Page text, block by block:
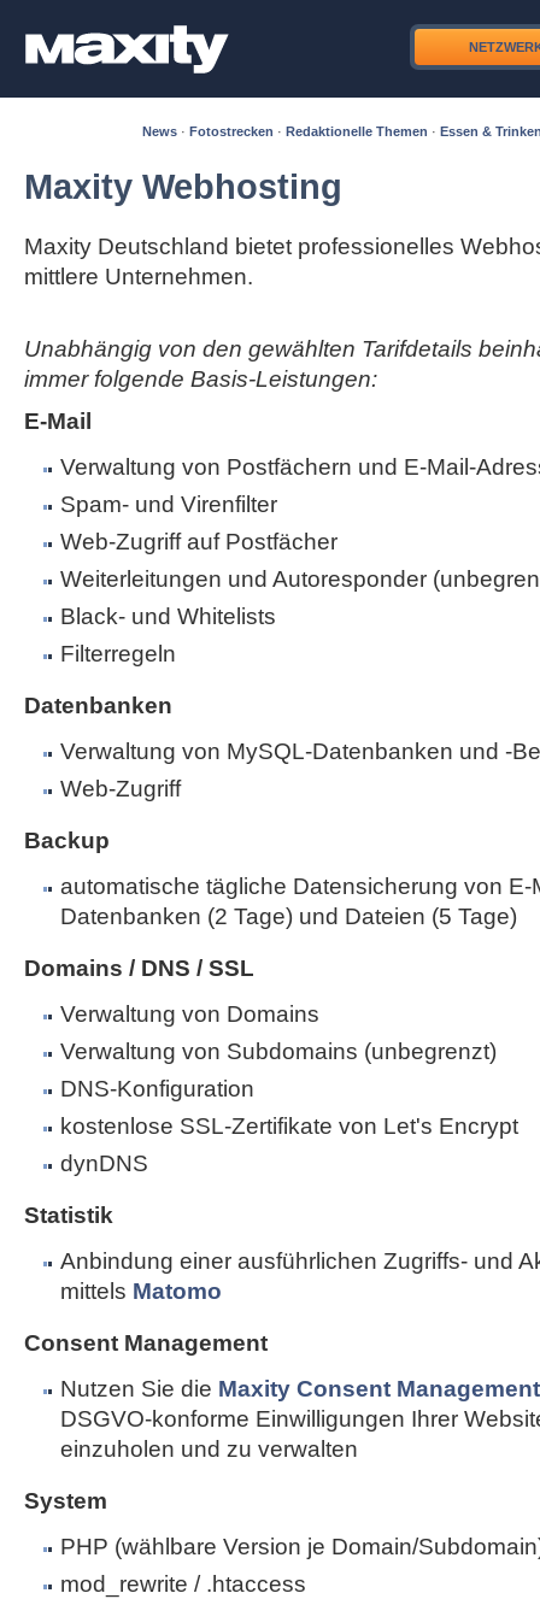
News · Fotostrecken · Redaktionelle Themen · Essen &
Maxity Webhosting
Maxity Deutschland bietet professionelles
mittlere Unternehmen.
Unabhängig von den gewählten Tarifdetails
immer folgende Basis-Leistungen:
E-Mail
Verwaltung von Postfächern und E-Mail-
Spam- und Virenfilter
Web-Zugriff auf Postfächer
Weiterleitungen und Autoresponder
Black- und Whitelists
Filterregeln
Datenbanken
Verwaltung von MySQL-Datenbanken und -
Web-Zugriff
Backup
automatische tägliche Datensicherung von E-
Datenbanken (2 Tage) und Dateien (5 Tage)
Domains / DNS / SSL
Verwaltung von Domains
Verwaltung von Subdomains (unbegrenzt)
DNS-Konfiguration
kostenlose SSL-Zertifikate von Let's Encrypt
dynDNS
Statistik
Anbindung einer ausführlichen Zugriffs- und
mittels Matomo
Consent Management
Nutzen Sie die Maxity Consent
DSGVO-konforme Einwilligungen Ihrer
einzuholen und zu verwalten
System
PHP (wählbare Version je Domain/
mod_rewrite / .htaccess